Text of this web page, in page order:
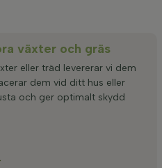
växter och gräs
eller träd levererar vi dem
dem vid ditt hus eller
och ger optimalt skydd